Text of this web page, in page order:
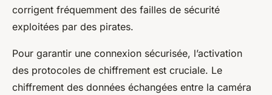
corrigent fréquemment des failles de sécurité
exploitées par des pirates.
Pour garantir une connexion sécurisée, l’activation
des protocoles de chiffrement est cruciale. Le
chiffrement des données échangées entre la caméra